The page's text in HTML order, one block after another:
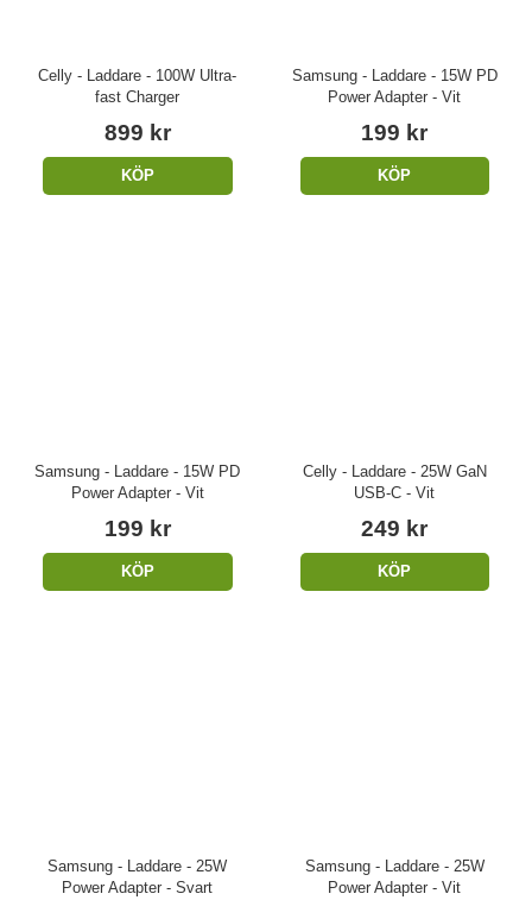
Celly - Laddare - 100W Ultra-
fast Charger
899 kr
KÖP
Samsung - Laddare - 15W PD
Power Adapter - Vit
199 kr
KÖP
Samsung - Laddare - 15W PD
Power Adapter - Vit
199 kr
KÖP
Celly - Laddare - 25W GaN
USB-C - Vit
249 kr
KÖP
Samsung - Laddare - 25W
Power Adapter - Svart
Samsung - Laddare - 25W
Power Adapter - Vit